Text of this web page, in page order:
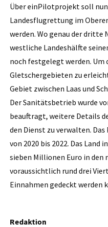
Über einPilotprojekt soll
Landesflugrettung im
werden. Wo genau der
westliche Landeshälfte
noch festgelegt werden. Um
Gletschergebieten zu
Gebiet zwischen Laas und
Der Sanitätsbetrieb wurde
beauftragt, weitere Details
den Dienst zu verwalten.
von 2020 bis 2022. Das Land
sieben Millionen Euro in den
voraussichtlich rund drei
Einnahmen gedeckt werden
Redaktion